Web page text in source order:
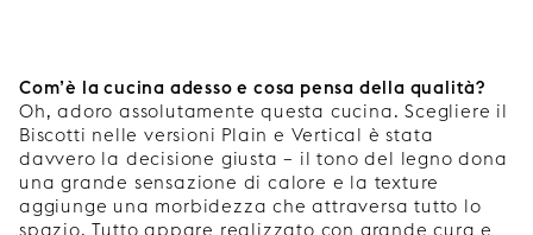
Com’è la cucina adesso e cosa pensa della qualità?
Oh, adoro assolutamente questa cucina. Scegliere il
Biscotti nelle versioni Plain e Vertical è stata
davvero la decisione giusta – il tono del legno dona
una grande sensazione di calore e la texture
aggiunge una morbidezza che attraversa tutto lo
spazio. Tutto appare realizzato con grande cura e